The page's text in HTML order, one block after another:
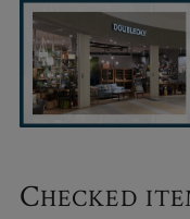
シックな木製支柱
インは、ナチュラル
CHECKED